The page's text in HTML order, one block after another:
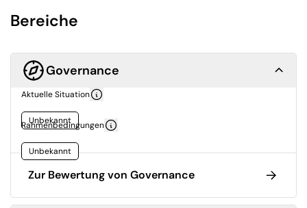
Bereiche
Governance
Aktuelle Situation
Unbekannt
Rahmenbedingungen
Unbekannt
Zur Bewertung von Governance